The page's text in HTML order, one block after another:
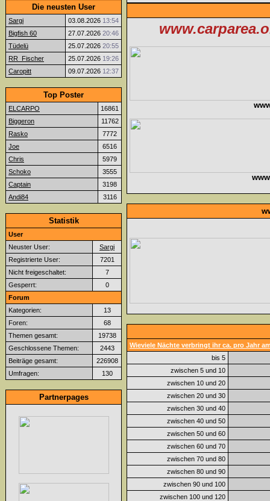
Die neusten User
Sargi 03.08.2026 13:54
Bigfish 60
27.07.2026 20:46
Tüdelü
25.07.2026 20:55
RR_Fischer
25.07.2026 19:26
Caropitt
09.07.2026 12:37
Top Poster
ELCARPO
16861
Biggeron
11762
Rasko
7772
Joe
6516
Chris
5979
Schoko
3555
Captain
3198
Andi84
3116
Statistik
User
Neuster User:
Sargi
Registrierte User:
7201
Nicht freigeschaltet:
7
Gesperrt:
0
Forum
Kategorien:
13
Foren:
68
Themen gesamt:
19738
Geschlossene Themen:
2443
Beiträge gesamt:
226908
Umfragen:
130
Partnerpages
Wieviele Nächte verbringt ihr ca. pro Jahr
bis 5
zwischen 5 und 10
zwischen 10 und 20
zwischen 20 und 30
zwischen 30 und 40
zwischen 40 und 50
zwischen 50 und 60
zwischen 60 und 70
zwischen 70 und 80
zwischen 80 und 90
zwischen 90 und 100
zwischen 100 und 120